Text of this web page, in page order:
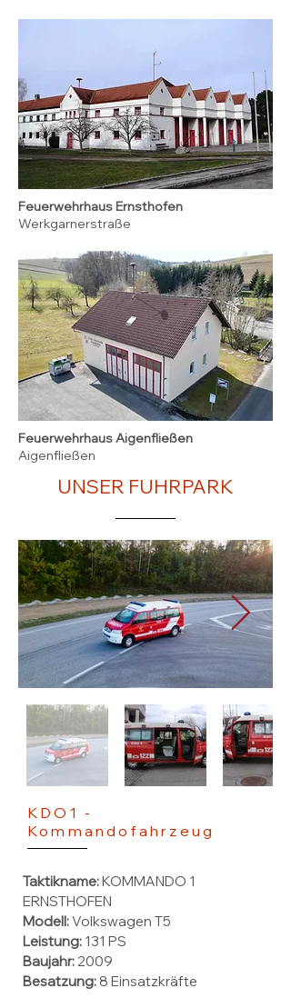
Feuerwehrhaus Ernsthofen
Werkgarnerstraße
Feuerwehrhaus Aigenfließen
Aigenfließen
UNSER FUHRPARK
KDO1 -
Kommandofahrzeug
Taktikname:KOMMANDO 1
ERNSTHOFEN
Modell:Volkswagen T5
Leistung: 131 PS
Baujahr: 2009
Besatzung:8 Einsatzkräfte